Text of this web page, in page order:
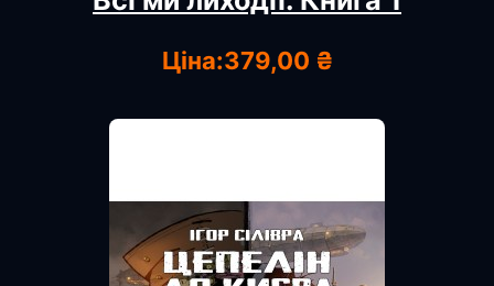
Ціна:379,00 ₴